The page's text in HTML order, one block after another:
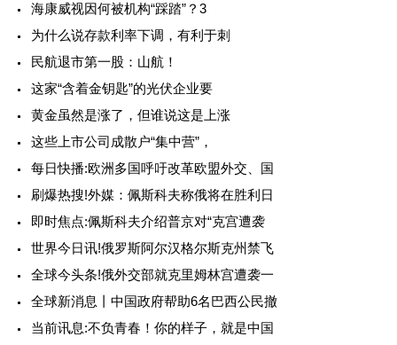
海康威视因何被机构“踩踏”？3
为什么说存款利率下调，有利于刺
民航退市第一股：山航！
这家“含着金钥匙”的光伏企业要
黄金虽然是涨了，但谁说这是上涨
这些上市公司成散户“集中营”，
每日快播:欧洲多国呼吁改革欧盟外交、国
刷爆热搜!外媒：佩斯科夫称俄将在胜利日
即时焦点:佩斯科夫介绍普京对“克宫遭袭
世界今日讯!俄罗斯阿尔汉格尔斯克州禁飞
全球今头条!俄外交部就克里姆林宫遭袭一
全球新消息丨中国政府帮助6名巴西公民撤
当前讯息:不负青春！你的样子，就是中国